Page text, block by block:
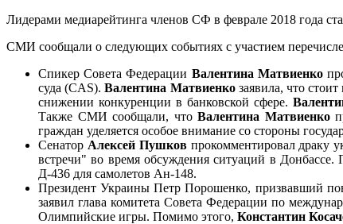
Лидерами медиарейтинга членов СФ в феврале 2018 года
СМИ сообщали о следующих событиях с участием
Спикер Совета Федерации Валентина Матвиенко
суда (CAS).Валентина Матвиенкозаявила, что
снижении конкуренции в банковской сфере.
Также СМИ сообщали, чтоВалентина Матвиенко
граждан уделяется особое внимание со стороны
Сенатор Алексей Пушковпрокомментировал драку
встречи" во время обсуждения ситуаций в Донбассе.
Д-436 для самолетов Ан-148.
Президент Украины Петр Порошенко, призвавший
заявил глава комитета Совета Федерации по
Олимпийские игры. Помимо этого, Константин